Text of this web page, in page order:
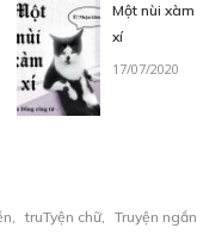
Một nùi xàm
xí
17/07/2020
truTyện chữ, Truyện ngắn